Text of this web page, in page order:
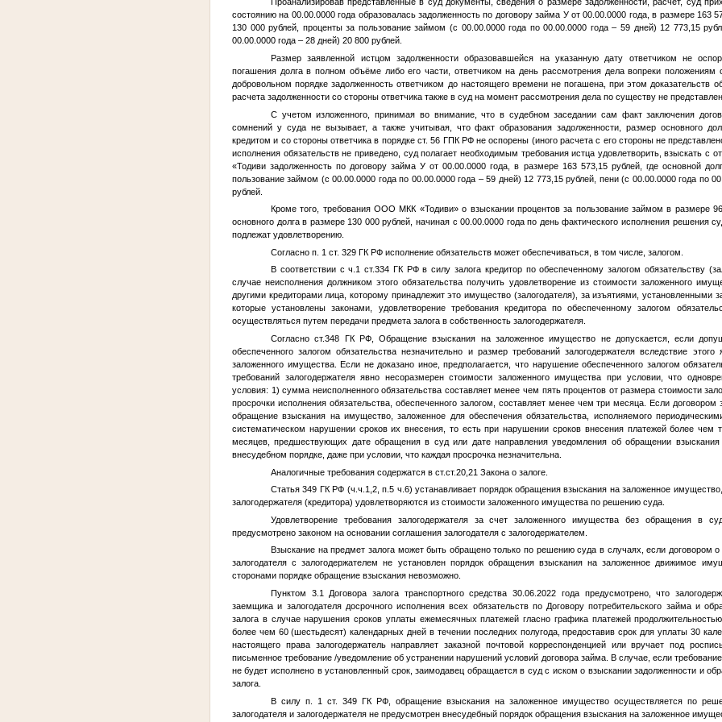
состоянию на 00.00.0000 года образовалась задолженность по договору займа Уот00.00.0000 года, в размере 163
130 000 рублей, проценты за пользование займом (с 00.00.0000 года по00.00.0000 года– 59 дней) 12 773,15
00.00.0000 года– 28 дней) 20 800 рублей.
Размер заявленной истцом задолженности образовавшейся на указанную дату ответчиком не
погашения долга в полном объёме либо его части, ответчиком на день рассмотрения дела вопреки
добровольном порядке задолженность ответчиком до настоящего времени не погашена, при этом доказательств
расчета задолженности со стороны ответчика также в суд на момент рассмотрения дела по существу не
С учетом изложенного, принимая во внимание, что в судебном заседании сам факт заключения
сомнений у суда не вызывает, а также учитывая, что факт образования задолженности, размер основного
кредитом и со стороны ответчика в порядке ст. 56 ГПК РФ не оспорены (иного расчета с его стороны не
исполнения обязательств не приведено, суд полагает необходимым требования истца удовлетворить, взыскать с
«Тодиви задолженность по договору займаУ от00.00.0000 года , в размере 163 573,15 рублей, где основной
пользование займом (с00.00.0000 годапо 00.00.0000 года – 59 дней) 12 773,15 рублей, пени (с 00.00.0000 года по
рублей.
Кроме того, требования ООО МКК «Тодиви» о взыскании процентов за пользование займом в размере
основного долга в размере 130 000 рублей, начиная с00.00.0000 годапо день фактического исполнения решения
подлежат удовлетворению.
Согласно п. 1 ст. 329 ГК РФ исполнение обязательств может обеспечиваться, в том числе, залогом.
В соответствии с ч.1 ст.334 ГК РФ в силу залога кредитор по обеспеченному залогом обязательству
случае неисполнения должником этого обязательства получить удовлетворение из стоимости заложенного
другими кредиторами лица, которому принадлежит это имущество (залогодателя), за изъятиями, установленными
которые установлены законами, удовлетворение требования кредитора по обеспеченному залогом
осуществляться путем передачи предмета залога в собственность залогодержателя.
Согласно ст.348 ГК РФ, Обращение взыскания на заложенное имущество не допускается, если
обеспеченного залогом обязательства незначительно и размер требований залогодержателя вследствие
заложенного имущества. Если не доказано иное, предполагается, что нарушение обеспеченного залогом
требований залогодержателя явно несоразмерен стоимости заложенного имущества при условии, что
условия: 1) сумма неисполненного обязательства составляет менее чем пять процентов от размера стоимости
просрочки исполнения обязательства, обеспеченного залогом, составляет менее чем три месяца. Если договором
обращение взыскания на имущество, заложенное для обеспечения обязательства, исполняемого
систематическом нарушении сроков их внесения, то есть при нарушении сроков внесения платежей более чем
месяцев, предшествующих дате обращения в суд или дате направления уведомления об обращении
внесудебном порядке, даже при условии, что каждая просрочка незначительна.
Аналогичные требования содержатся в ст.ст.20,21 Закона о залоге.
Статья 349 ГК РФ (ч.ч.1,2, п.5 ч.6) устанавливает порядок обращения взыскания на заложенное имущество,
залогодержателя (кредитора) удовлетворяются из стоимости заложенного имущества по решению суда.
Удовлетворение требования залогодержателя за счет заложенного имущества без обращения в
предусмотрено законом на основании соглашения залогодателя с залогодержателем.
Взыскание на предмет залога может быть обращено только по решению суда в случаях, если договором
залогодателя с залогодержателем не установлен порядок обращения взыскания на заложенное движимое
сторонами порядке обращение взыскания невозможно.
Пунктом 3.1 Договора залога транспортного средства 30.06.2022 года предусмотрено, что
заемщика и залогодателя досрочного исполнения всех обязательств по Договору потребительского займа и
залога в случае нарушения сроков уплаты ежемесячных платежей гласно графика платежей
более чем 60 (шестьдесят) календарных дней в течении последних полугода, предоставив срок для уплаты 30
настоящего права залогодержатель направляет заказной почтовой корреспонденцией или вручает под
письменное требование /уведомление об устранении нарушений условий договора займа. В случае, если
не будет исполнено в установленный срок, заимодавец обращается в суд с иском о взыскании задолженности и
залога.
В силу п. 1 ст. 349 ГК РФ, обращение взыскания на заложенное имущество осуществляется по
залогодателя и залогодержателя не предусмотрен внесудебный порядок обращения взыскания на заложенное